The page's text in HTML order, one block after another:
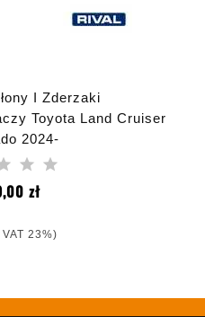
I Zderzaki
Toyota Land Cruiser
2024-
złCena
23%)